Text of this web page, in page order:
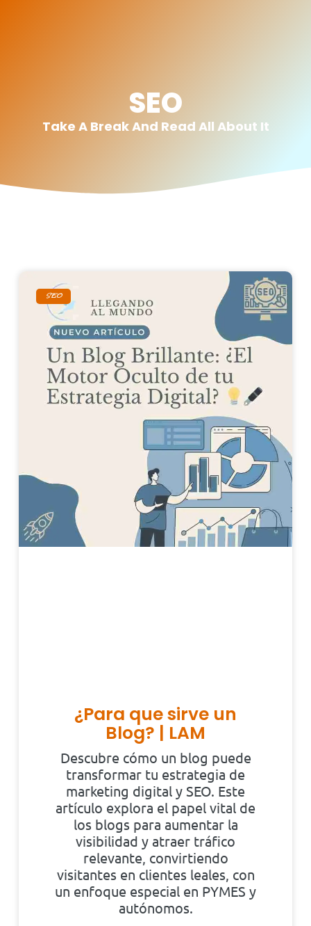
SEO
Take A Break And Read All About It
SEO
¿Para que sirve un
Blog? | LAM
Descubre cómo un blog puede
transformar tu estrategia de
marketing digital y SEO. Este
artículo explora el papel vital de
los blogs para aumentar la
visibilidad y atraer tráfico
relevante, convirtiendo
visitantes en clientes leales, con
un enfoque especial en PYMES y
autónomos.